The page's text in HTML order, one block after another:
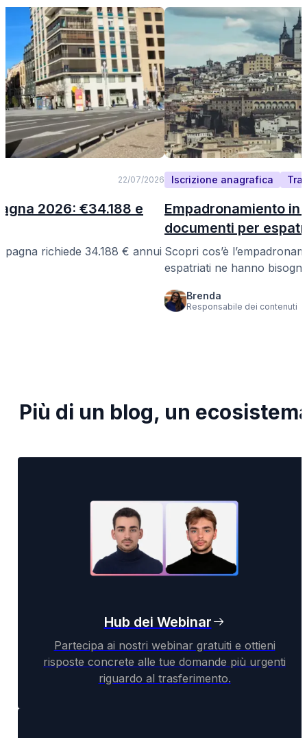
22/07/2026
2026: €34.188 e
richiede 34.188 € annui
Iscrizione anagrafica
Empadronamiento
documenti per
Scopri cos’è
espatriati ne hanno
Brenda
Responsabile dei contenuti
Più di un blog, un
Hub dei Webinar
Partecipa ai nostri webinar gratuiti e ottieni
risposte concrete alle tue domande più urgenti
riguardo al trasferimento.